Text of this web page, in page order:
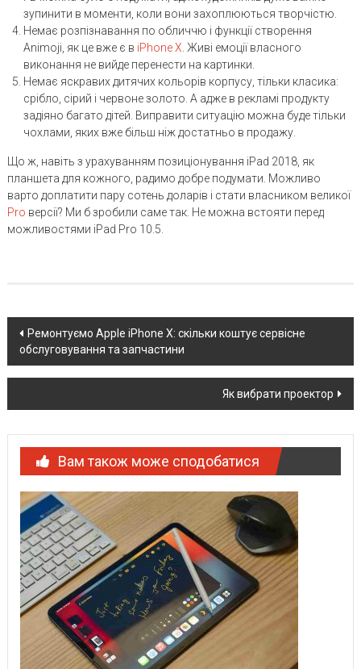
зупинити в моменти, коли вони захоплюються творчістю.
Немає розпізнавання по обличчю і функції створення
Animoji, як це вже є в iPhone X. Живі емоції власного
виконання не вийде перенести на картинки.
Немає яскравих дитячих кольорів корпусу, тільки класика:
срібло, сірий і червоне золото. А адже в рекламі продукту
задіяно багато дітей. Виправити ситуацію можна буде тільки
чохлами, яких вже більш ніж достатньо в продажу.
Що ж, навіть з урахуванням позиціонування iPad 2018, як
планшета для кожного, радимо добре подумати. Можливо
варто доплатити пару сотень доларів і стати власником великої
Pro версії? Ми б зробили саме так. Не можна встояти перед
можливостями iPad Pro 10.5.
Post
navigation
Ремонтуємо Apple iPhone X: скільки коштує сервісне
обслуговування та запчастини
Як вибрати проектор
Вам також може сподобатися